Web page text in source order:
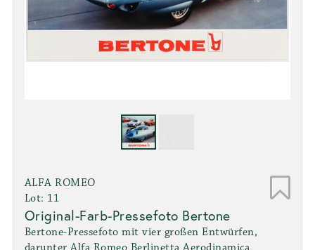
ALFA ROMEO
Lot: 11
Original-Farb-Pressefoto Bertone
Bertone-Pressefoto mit vier großen Entwürfen,